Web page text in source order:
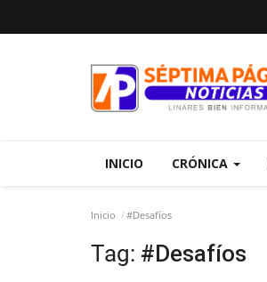
INICIO CRÓNICA
Inicio #Desafíos
Tag: #Desafíos